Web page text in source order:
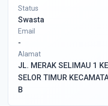
Status
Swasta
Email
-
Alamat
JL. MERAK SELIMAU 1
SELOR TIMUR
B